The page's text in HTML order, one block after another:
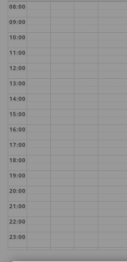
08:00
09:00
10:00
11:00
12:00
13:00
14:00
15:00
16:00
17:00
18:00
19:00
20:00
21:00
22:00
23:00